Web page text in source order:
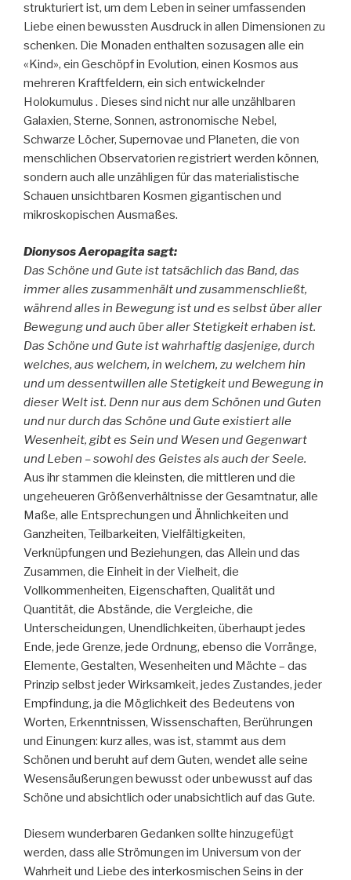
strukturiert ist, um dem Leben in seiner umfassenden
Liebe einen bewussten Ausdruck in allen Dimensionen zu
schenken. Die Monaden enthalten sozusagen alle ein
«Kind», ein Geschöpf in Evolution, einen Kosmos aus
mehreren Kraftfeldern, ein sich entwickelnder
Holokumulus . Dieses sind nicht nur alle unzählbaren
Galaxien, Sterne, Sonnen, astronomische Nebel,
Schwarze Löcher, Supernovae und Planeten, die von
menschlichen Observatorien registriert werden können,
sondern auch alle unzähligen für das materialistische
Schauen unsichtbaren Kosmen gigantischen und
mikroskopischen Ausmaßes.
Dionysos Aeropagita sagt:
Das Schöne und Gute ist tatsächlich das Band, das
immer alles zusammenhält und zusammenschließt,
während alles in Bewegung ist und es selbst über aller
Bewegung und auch über aller Stetigkeit erhaben ist.
Das Schöne und Gute ist wahrhaftig dasjenige, durch
welches, aus welchem, in welchem, zu welchem hin
und um dessentwillen alle Stetigkeit und Bewegung in
dieser Welt ist. Denn nur aus dem Schönen und Guten
und nur durch das Schöne und Gute existiert alle
Wesenheit, gibt es Sein und Wesen und Gegenwart
und Leben – sowohl des Geistes als auch der Seele.
Aus ihr stammen die kleinsten, die mittleren und die
ungeheueren Größenverhältnisse der Gesamtnatur, alle
Maße, alle Entsprechungen und Ähnlichkeiten und
Ganzheiten, Teilbarkeiten, Vielfältigkeiten,
Verknüpfungen und Beziehungen, das Allein und das
Zusammen, die Einheit in der Vielheit, die
Vollkommenheiten, Eigenschaften, Qualität und
Quantität, die Abstände, die Vergleiche, die
Unterscheidungen, Unendlichkeiten, überhaupt jedes
Ende, jede Grenze, jede Ordnung, ebenso die Vorränge,
Elemente, Gestalten, Wesenheiten und Mächte – das
Prinzip selbst jeder Wirksamkeit, jedes Zustandes, jeder
Empfindung, ja die Möglichkeit des Bedeutens von
Worten, Erkenntnissen, Wissenschaften, Berührungen
und Einungen: kurz alles, was ist, stammt aus dem
Schönen und beruht auf dem Guten, wendet alle seine
Wesensäußerungen bewusst oder unbewusst auf das
Schöne und absichtlich oder unabsichtlich auf das Gute.
Diesem wunderbaren Gedanken sollte hinzugefügt
werden, dass alle Strömungen im Universum von der
Wahrheit und Liebe des interkosmischen Seins in der